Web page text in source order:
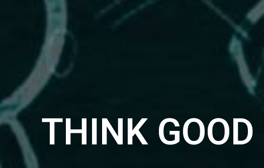
THINK GOOD